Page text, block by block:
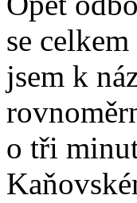
se
jsem k
o tři